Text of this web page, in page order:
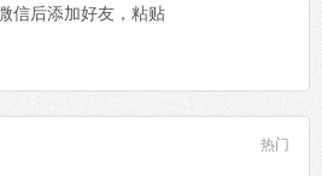
后添加好友，粘贴
热门